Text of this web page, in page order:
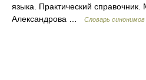
языка. Практический справочник.
Александрова …
Словарь синонимов